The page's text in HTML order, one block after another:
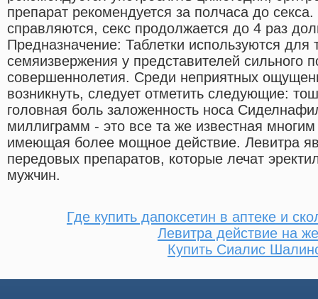
препарат рекомендуется за полчаса до
справляются, секс продолжается до 4 раз
Предназначение: Таблетки используются
семяизвержения у представителей сильного
совершеннолетия. Среди неприятных
возникнуть, следует отметить следующие:
головная боль заложенность носа
миллиграмм - это все та же известная
имеющая более мощное действие. Левитра
передовых препаратов, которые лечат
мужчин.
Где купить дапоксетин в аптеке и
Левитра действие на
Купить Сиалис